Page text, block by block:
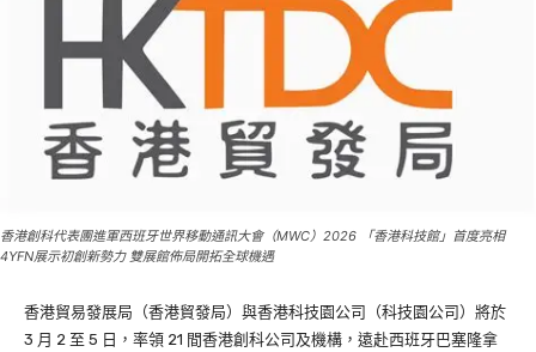
香港創科代表團進軍西班牙世界移動通訊大會（MWC）2026 「香港科技館」首度亮相
4YFN展示初創新勢力 雙展館佈局開拓全球機遇
香港貿易發展局（香港貿發局）與香港科技園公司（科技園公司）將於
3 月 2 至 5 日，率領 21 間香港創科公司及機構，遠赴西班牙巴塞隆拿